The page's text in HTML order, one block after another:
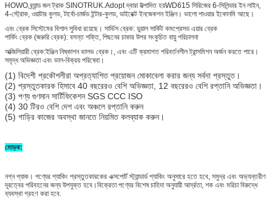
HOWO ব্র্যান্ড জল ট্রাক SINOTRUK.Adopt দ্বারা উত্পাদিত হয়WD615 সিরিজের 6-সিলিন্ডার ইন লাইন,
4-স্ট্রোক, ওয়াটার কুলড, টার্বো-চার্জড ইন্টার-কুলড, ডাইরেক্ট ইনজেকশন ইঞ্জিন। ভালো পাওয়ার ইকোনমি আছে।
এবং ব্রেক সিস্টেমের বিশাল সুবিধা রয়েছে। সার্ভিস ব্রেক: ডুয়াল সার্কিট কমপ্রেসড এয়ার ব্রেক
পার্কিং ব্রেক (জরুরি ব্রেক): বসন্ত শক্তি, পিছনের চাকার উপর সংকুচিত বায়ু পরিচালনা
অক্জিলিয়ারী ব্রেক:ইঞ্জিন নিষ্কাশন ভালভ ব্রেক।, এবং এটি ক্রমাগত পরিবর্তনশীল ট্রান্সমিশন অর্জন করতে পারে।
সমৃদ্ধ অভিজ্ঞতা এবং ভাল-বিক্রয় পরিষেবা।
(1) বিদেশী প্রকৌশলীরা অপ্রত্যাশিত প্রয়োজন মোকাবেলা করার জন্য সর্বদা প্রস্তুত।
(2) প্রস্তুতকারক হিসাবে 40 বছরেরও বেশি অভিজ্ঞতা, 12 বছরেরও বেশি রপ্তানি অভিজ্ঞতা।
(3) পণ্য গুণমান সার্টিফিকেশন SGS CCC ISO
(4) 30 টিরও বেশি দেশ এবং অঞ্চলে রপ্তানি করুন
(5) গাড়ির কাজের অবস্থা জানতে নিয়মিত কলব্যাক করুন।
মোড়ক:
নগ্ন প্যাক। পণ্যের প্যাকিং প্রস্তুতকারকের এক্সপোর্ট স্ট্যান্ডার্ড প্যাকিং অনুসারে হতে হবে, সমুদ্র এবং অভ্যন্তরীণ
দূরত্বের পরিবহনের জন্য উপযুক্ত হবে।বিক্রেতা পণ্যের বিশেষ চাহিদা অনুযায়ী আর্দ্রতা, শক এবং মরিচা বিরুদ্ধে
ব্যবস্থা গ্রহণ করা হবে.